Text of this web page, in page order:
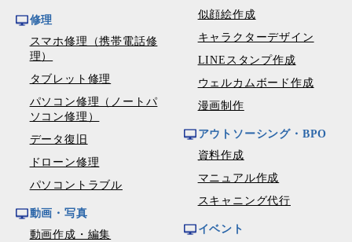
修理
スマホ修理（携帯電話修
理）
タブレット修理
パソコン修理（ノートパ
ソコン修理）
データ復旧
ドローン修理
パソコントラブル
動画・写真
動画作成・編集
似顔絵作成
キャラクターデザイン
LINEスタンプ作成
ウェルカムボード作成
漫画制作
アウトソーシング・BPO
資料作成
マニュアル作成
スキャニング代行
イベント